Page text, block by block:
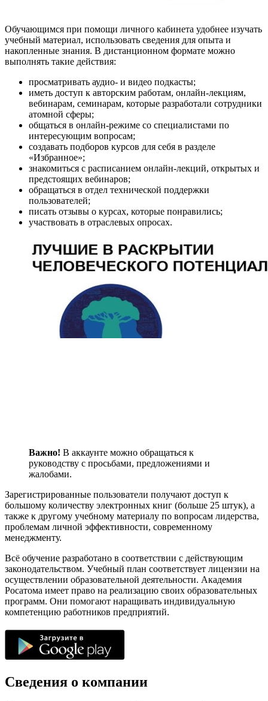
Обучающимся при помощи личного кабинета удобнее изучать
учебный материал, использовать сведения для опыта и
накопленные знания. В дистанционном формате можно
выполнять такие действия:
просматривать аудио- и видео подкасты;
иметь доступ к авторским работам, онлайн-лекциям,
вебинарам, семинарам, которые разработали сотрудники
атомной сферы;
общаться в онлайн-режиме со специалистами по
интересующим вопросам;
создавать подборов курсов для себя в разделе
«Избранное»;
знакомиться с расписанием онлайн-лекций, открытых и
предстоящих вебинаров;
обращаться в отдел технической поддержки
пользователей;
писать отзывы о курсах, которые понравились;
участвовать в отраслевых опросах.
Важно! В аккаунте можно обращаться к
руководству с просьбами, предложениями и
жалобами.
Зарегистрированные пользователи получают доступ к
большому количеству электронных книг (больше 25 штук), а
также к другому учебному материалу по вопросам лидерства,
проблемам личной эффективности, современному
менеджменту.
Всё обучение разработано в соответствии с действующим
законодательством. Учебный план соответствует лицензии на
осуществлении образовательной деятельности. Академия
Росатома имеет право на реализацию своих образовательных
программ. Они помогают наращивать индивидуальную
компетенцию работников предприятий.
Сведения о компании